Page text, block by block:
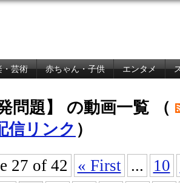
・芸術 赤ちゃん・子供 エンタメ
問題】 の動画一覧 （
信リンク ）
27 of 42
« First ... 10